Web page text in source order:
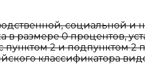
социальной и
в размере 0 процентов,
2 и подпунктом 2
классификатора